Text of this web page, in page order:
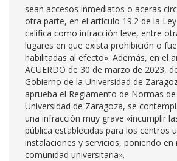
sean accesos inmediatos o aceras
otra parte, en el artículo 19.2 de la
califica como infracción leve, entre
lugares en que exista prohibición o
habilitadas al efecto». Además, en el
ACUERDO de 30 de marzo de 2023,
Gobierno de la Universidad de
aprueba el Reglamento de Normas
Universidad de Zaragoza, se
una infracción muy grave «incumplir
pública establecidas para los centros
instalaciones y servicios, poniendo en
comunidad universitaria».